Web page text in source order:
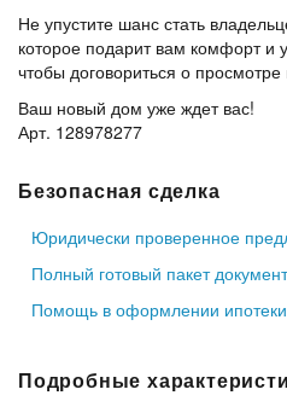
Не упустите шанс стать
которое подарит вам комфорт и
чтобы договориться о
Ваш новый дом уже ждет вас!
Арт. 128978277
Безопасная сделка
Юридически проверенное
Полный готовый пакет
Помощь в оформлении
Подробные